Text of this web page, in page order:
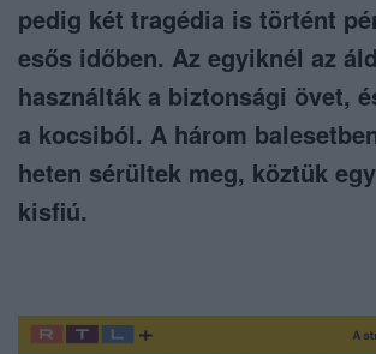
pedig két tragédia is történt
esős időben. Az egyiknél az
használták a biztonsági övet,
a kocsiból. A három
heten sérültek meg, köztük
kisfiú.